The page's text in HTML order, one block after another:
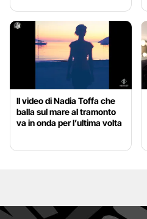
Il video di Nadia Toffa che
balla sul mare al tramonto
va in onda per l’ultima volta